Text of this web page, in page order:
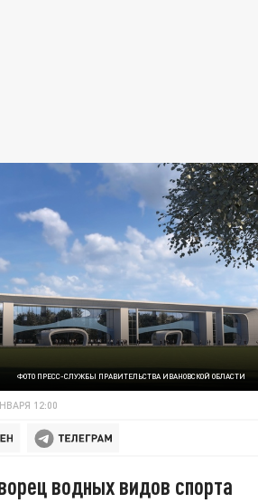
ФОТО ПРЕСС-СЛУЖБЫ ПРАВИТЕЛЬСТВА ИВАНОВСКОЙ ОБЛАСТИ
12:00
водных видов спорта